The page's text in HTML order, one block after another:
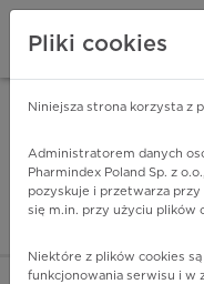
ZALOGUJ
Pliki cookies
Niniejsza strona korzysta z
Administratorem danych
Pharmindex Poland Sp. z
pozyskuje i przetwarza
się m.in. przy użyciu plików
Niektóre z plików cookies
funkcjonowania serwisu i w
ZA DARMO -